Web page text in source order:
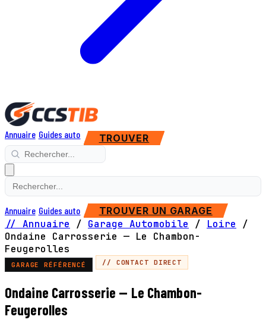
Annuaire Guides auto TROUVER
Annuaire Guides auto TROUVER UN GARAGE
// Annuaire / Garage Automobile / Loire
/
Ondaine Carrosserie — Le Chambon-
Feugerolles
GARAGE RÉFÉRENCÉ // CONTACT DIRECT
Ondaine Carrosserie — Le Chambon-
Feugerolles